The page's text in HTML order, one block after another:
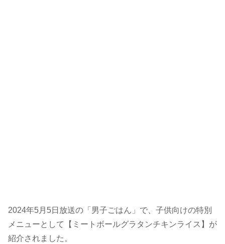
2024年5月5日放送の「男子ごはん」で、子供向けの特別
メニューとして【ミートボールグラタンチキンライス】が
紹介されました。